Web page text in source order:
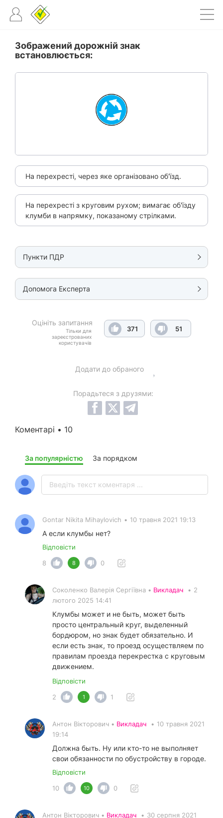
Зображений дорожній знак
встановлюється:
На перехресті, через яке організовано об'їзд.
На перехресті з круговим рухом; вимагає об'їзду
клумби в напрямку, показаному стрілками.
Пункти ПДР
Допомога Експерта
Оцініть запитання
Тільки для
зареєстрованих
користувачів
371 51
Додати до обраного
Порадьтеся з друзями:
Коментарі • 10
За популярністю За порядком
Gontar Nikita Mihaylovich • 10 травня 2021 19:13
А если клумбы нет?
Відповісти
8
8 0
Соколенко Валерія Сергіївна • Викладач • 2
лютого 2025 14:41
Клумбы может и не быть, может быть
просто центральный круг, выделенный
бордюром, но знак будет обязательно. И
если есть знак, то проезд осуществляем по
правилам проезда перекрестка с круговым
движением.
Відповісти
2
1 1
Антон Вікторович • Викладач • 10 травня 2021
19:14
Должна быть. Ну или кто-то не выполняет
свои обязанности по обустройству в городе.
Відповісти
10
10 0
Антон Вікторович • Викладач • 30 серпня 2021